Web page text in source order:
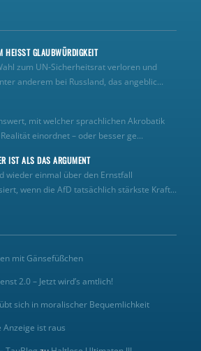
HEISST GLAUBWÜRDIGKEIT
zum UN‑Sicherheitsrat verloren und
anderem bei Russland, das angeblic...
mit welcher sprachlichen Akrobatik
einordnet – oder besser ge...
IST ALS DAS ARGUMENT
wieder einmal über den Ernstfall
wenn die AfD tatsächlich stärkste Kraft...
mit Gänsefüßchen
2.0 – Jetzt wird’s amtlich!
sich in moralischer Bequemlichkeit
Anzeige ist raus